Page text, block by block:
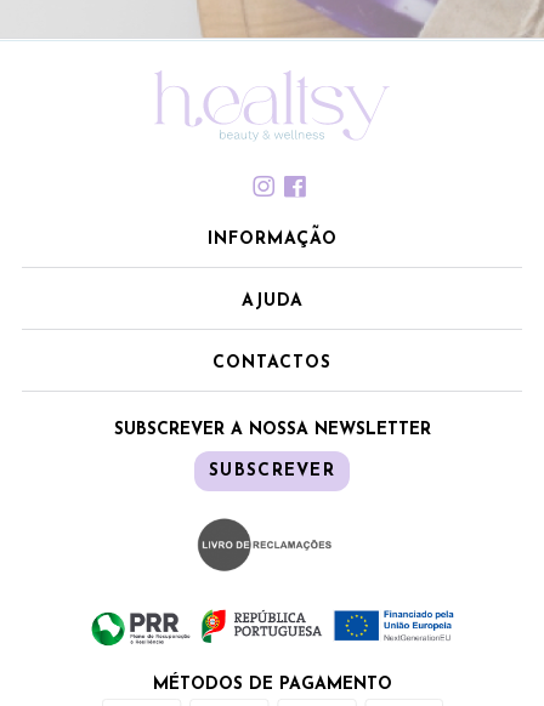
INFORMAÇÃO
AJUDA
CONTACTOS
SUBSCREVER A NOSSA NEWSLETTER
SUBSCREVER
MÉTODOS DE PAGAMENTO